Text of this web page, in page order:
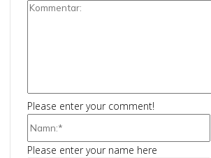
Kommentar:
Please enter your comment!
Please enter your name here